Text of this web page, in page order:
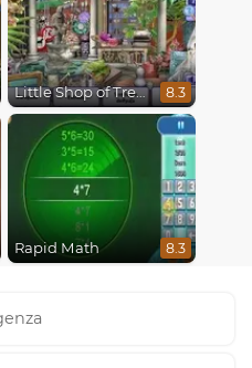
Little Shop of Treasures 8.3
Rapid Math 8.3